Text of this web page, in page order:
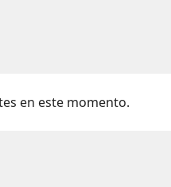
en este momento.